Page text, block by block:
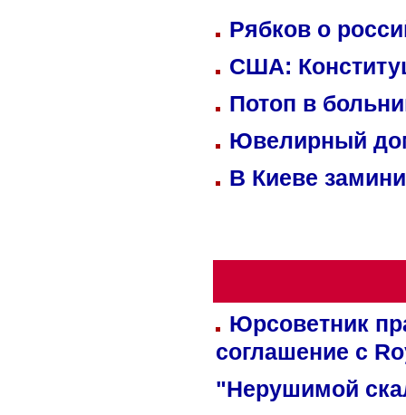
Рябков о
США:
Потоп в
Ювелирный
В Киеве
Юрсоветник
соглашение с
"Нерушимой